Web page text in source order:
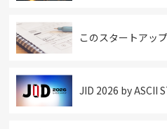
このスタートアッ
JID 2026 by ASCII